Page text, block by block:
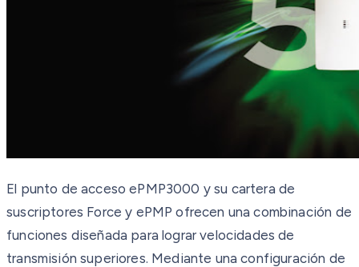
El punto de acceso ePMP3000 y su cartera de
suscriptores Force y ePMP ofrecen una combinación de
funciones diseñada para lograr velocidades de
transmisión superiores. Mediante una configuración de